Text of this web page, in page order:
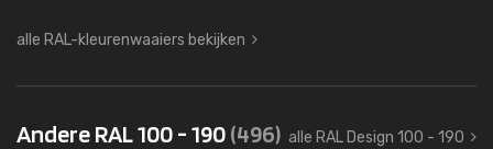
alle RAL-kleurenwaaiers bekijken
Andere RAL 100 - 190(496) alle RAL Design 100 - 190